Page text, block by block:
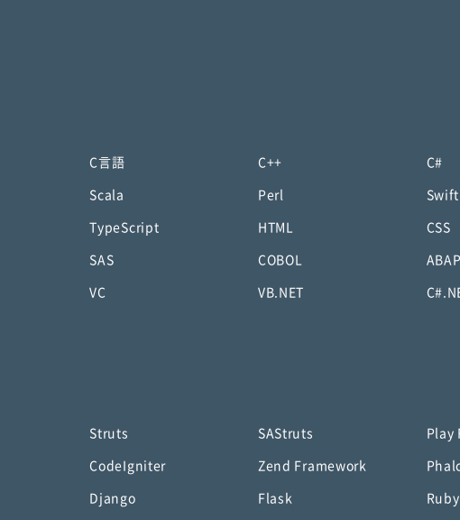
C言語 C++ C#
Scala Perl Swift
TypeScript HTML CSS
SAS COBOL ABAP
VC VB.NET
Struts SAStruts Play
CodeIgniter Zend Framework
Django Flask